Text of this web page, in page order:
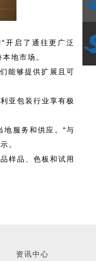
开启了通往更广泛
地市场。
能够提供扩展且可
亚包装行业享有极
服务和供应。“与
。
样品、色板和试用
资讯中心